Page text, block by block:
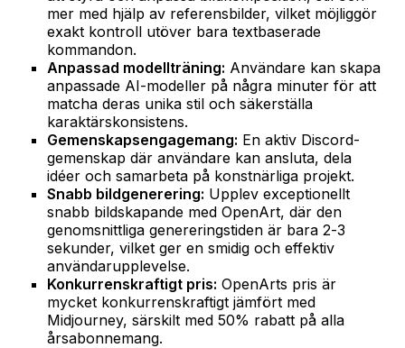
mer med hjälp av referensbilder, vilket möjliggör
exakt kontroll utöver bara textbaserade
kommandon.
Anpassad modellträning: Användare kan skapa
anpassade AI-modeller på några minuter för att
matcha deras unika stil och säkerställa
karaktärskonsistens.
Gemenskapsengagemang: En aktiv Discord-
gemenskap där användare kan ansluta, dela
idéer och samarbeta på konstnärliga projekt.
Snabb bildgenerering: Upplev exceptionellt
snabb bildskapande med OpenArt, där den
genomsnittliga genereringstiden är bara 2-3
sekunder, vilket ger en smidig och effektiv
användarupplevelse.
Konkurrenskraftigt pris: OpenArts pris är
mycket konkurrenskraftigt jämfört med
Midjourney, särskilt med 50% rabatt på alla
årsabonnemang.